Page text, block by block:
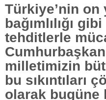
Türkiye’nin on
bağımlılığı
tehditlerle
milletimizin
bu sıkıntıları
olarak bugüne